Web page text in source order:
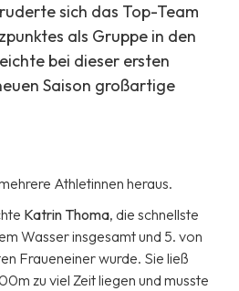
sich das Top-Team
als Gruppe in den
bei dieser ersten
Saison großartige
Athletinnen heraus.
Katrin Thoma, die schnellste
Wasser insgesamt und 5. von
Fraueneiner wurde. Sie ließ
zu viel Zeit liegen und musste